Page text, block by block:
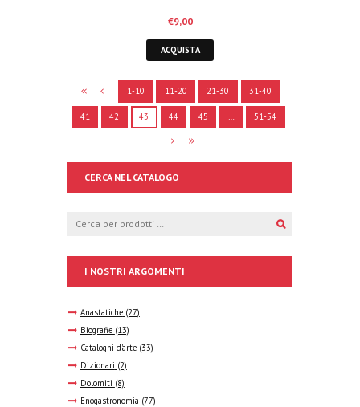
€9,00
ACQUISTA
1-10 11-20 21-30 31-40
41 42 43 44 45 … 51-54
CERCA NEL CATALOGO
I NOSTRI ARGOMENTI
Anastatiche (27)
Biografie (13)
Cataloghi d'arte (33)
Dizionari (2)
Dolomiti (8)
Enogastronomia (77)